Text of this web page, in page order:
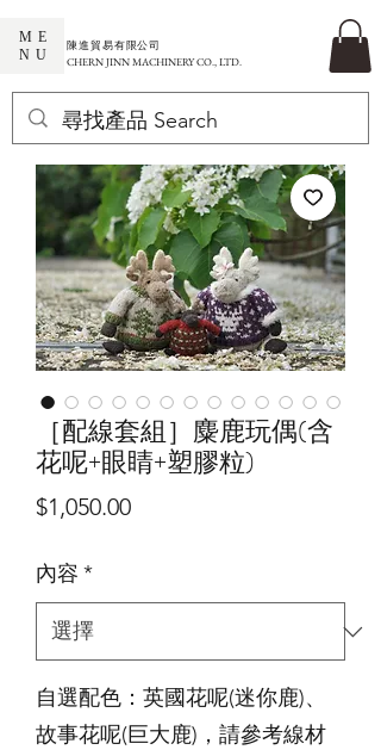
ME
NU
​陳進貿易有限公司
CHERN JINN MACHINERY CO., LTD.
［配線套組］麋鹿玩偶(含
花呢+眼睛+塑膠粒)
$1,050.00價
內容 *
自選配色：英國花呢(迷你鹿)、
故事花呢(巨大鹿)，請參考線材